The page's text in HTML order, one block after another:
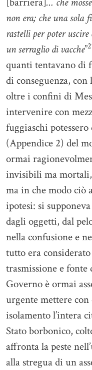
non era; che una sola
rastelli per poter
un serraglio di vacche”
quanti tentavano di
di conseguenza, con
oltre i confini di
intervenire con
fuggiaschi
(Appendice 2) del
ormai
invisibili ma mortali,
ma in che modo ciò
ipotesi: si
dagli oggetti, dal
nella confusione e
tutto era
trasmissione e
Governo è ormai
urgente mettere
isolamento l’intera
Stato borbonico,
affronta la peste
alla stregua di un